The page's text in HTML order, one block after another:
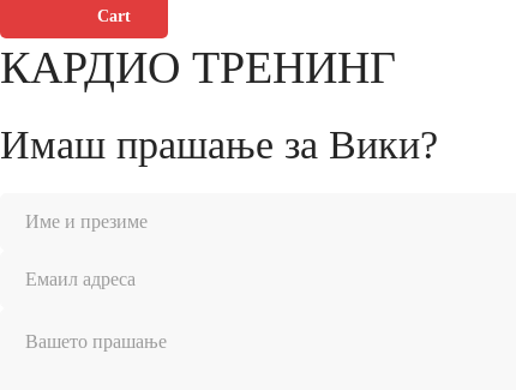
Cart
КАРДИО ТРЕНИНГ
Имаш прашање за Вики?